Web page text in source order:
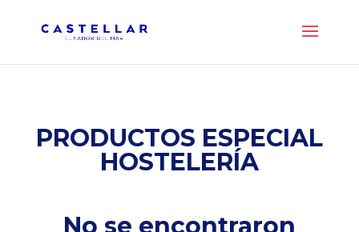
PRODUCTOS ESPECIAL
HOSTELERÍA
No se encontraron